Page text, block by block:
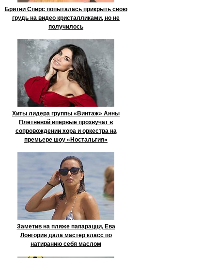
Бритни Спирс попыталась прикрыть свою
грудь на видео кристалликами, но не
получилось
Хиты лидера группы «Винтаж» Анны
Плетневой впервые прозвучат в
сопровождении хора и оркестра на
премьере шоу «Ностальгия»
Заметив на пляже папарацци, Ева
Лонгория дала мастер класс по
натиранию себя маслом